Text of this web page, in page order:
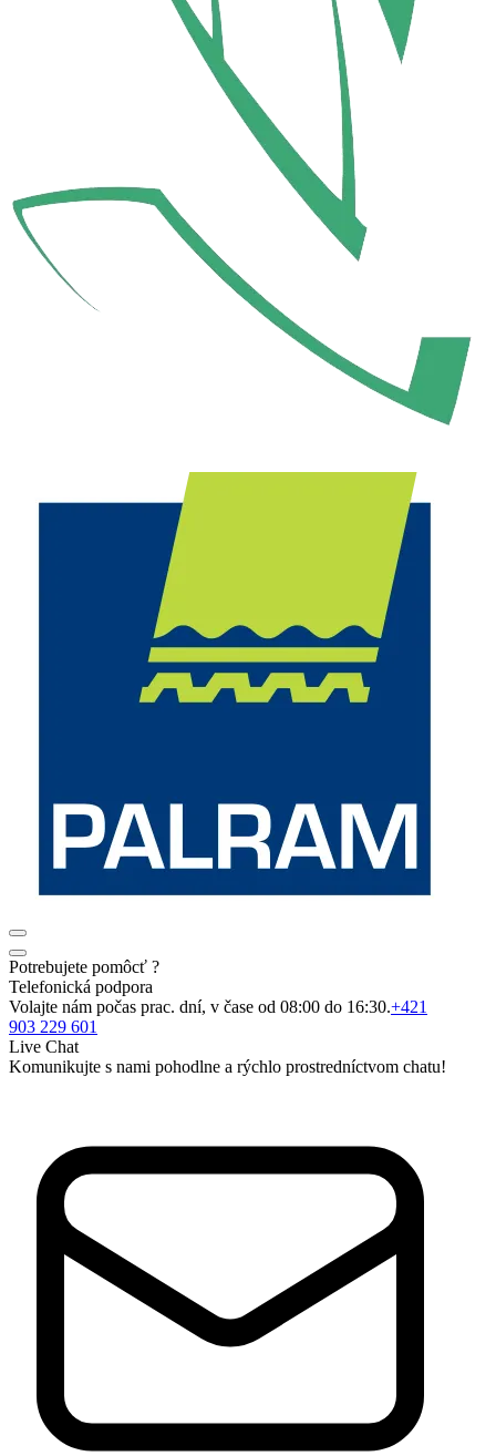
Potrebujete pomôcť ?
Telefonická podpora
Volajte nám počas prac. dní, v čase od 08:00 do 16:30.+421
903 229 601
Live Chat
Komunikujte s nami pohodlne a rýchlo prostredníctvom chatu!